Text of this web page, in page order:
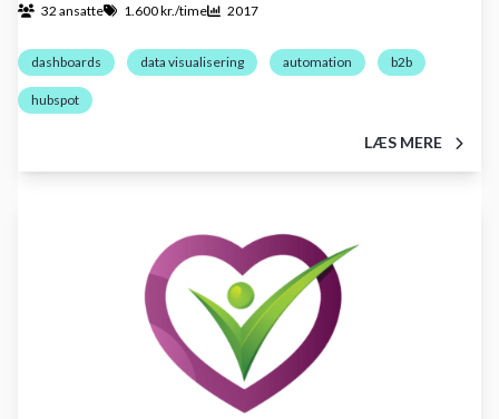
32 ansatte 1.600 kr./time 2017
dashboards data visualisering automation b2b
hubspot
LÆS MERE